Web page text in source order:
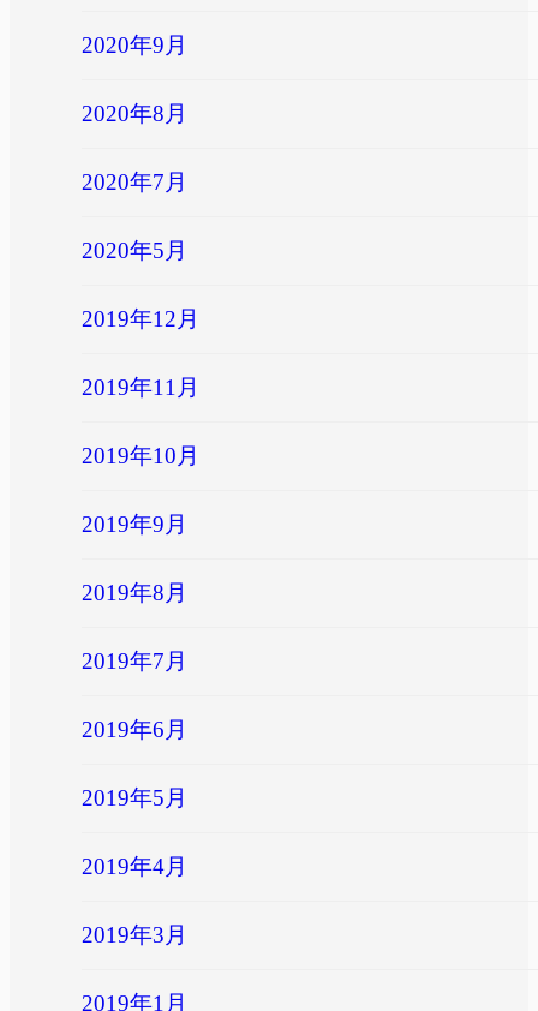
2020年9月
2020年8月
2020年7月
2020年5月
2019年12月
2019年11月
2019年10月
2019年9月
2019年8月
2019年7月
2019年6月
2019年5月
2019年4月
2019年3月
2019年1月